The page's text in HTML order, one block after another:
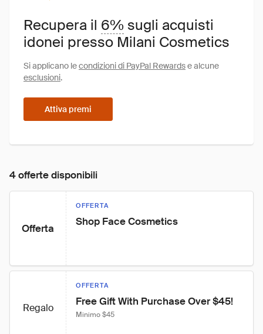
Recupera il 6% sugli acquisti
idonei presso Milani Cosmetics
Si applicano lecondizioni di PayPal Rewardse alcune
esclusioni.
Attiva premi
4 offerte disponibili
Offerta
OFFERTA
Shop Face Cosmetics
Regalo
OFFERTA
Free Gift With Purchase Over $45!
Minimo $45